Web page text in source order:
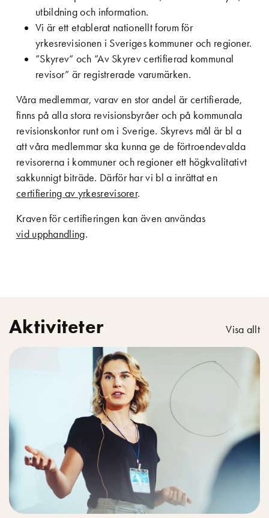
utbildning och information.
Vi är ett etablerat nationellt forum för
yrkesrevisionen i Sveriges kommuner och regioner.
”Skyrev” och ”Av Skyrev certifierad kommunal
revisor” är registrerade varumärken.
Våra medlemmar, varav en stor andel är certifierade,
finns på alla stora revisionsbyråer och på kommunala
revisionskontor runt om i Sverige. Skyrevs mål är bl a
att våra medlemmar ska kunna ge de förtroendevalda
revisorerna i kommuner och regioner ett högkvalitativt
sakkunnigt biträde. Därför har vi bl a inrättat en
certifiering av yrkesrevisorer.
Kraven för certifieringen kan även användas
vid upphandling.
Aktiviteter Visa allt